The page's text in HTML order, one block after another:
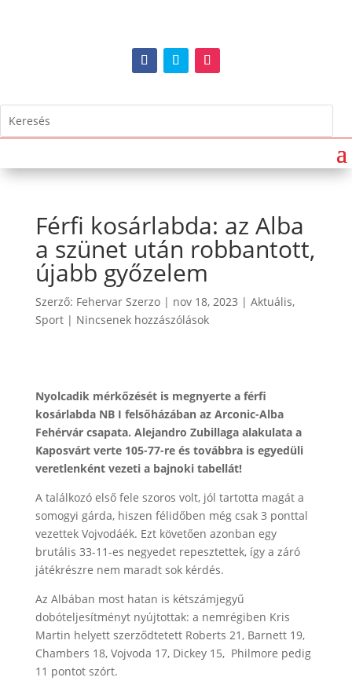
Férfi kosárlabda: az Alba
a szünet után robbantott,
újabb győzelem
Szerző: Fehervar Szerzo| nov 18, 2023 | Aktuális,
Sport| Nincsenek hozzászólások
Nyolcadik mérkőzését is megnyerte a férfi
kosárlabda NB I felsőházában az Arconic-Alba
Fehérvár csapata. Alejandro Zubillaga alakulata a
Kaposvárt verte 105-77-re és továbbra is egyedüli
veretlenként vezeti a bajnoki tabellát!
A találkozó első fele szoros volt, jól tartotta magát a
somogyi gárda, hiszen félidőben még csak 3 ponttal
vezettek Vojvodáék. Ezt követően azonban egy
brutális 33-11-es negyedet repesztettek, így a záró
játékrészre nem maradt sok kérdés.
Az Albában most hatan is kétszámjegyű
dobóteljesítményt nyújtottak: a nemrégiben Kris
Martin helyett szerződtetett Roberts 21, Barnett 19,
Chambers 18, Vojvoda 17, Dickey 15, Philmore pedig
11 pontot szórt.